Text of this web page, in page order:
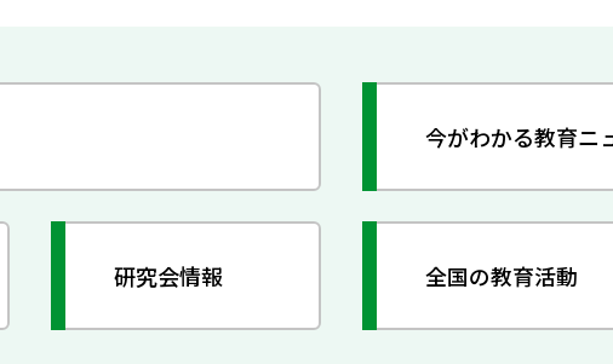
今がわかる教育ニ
研究会情報 全国の教育活動